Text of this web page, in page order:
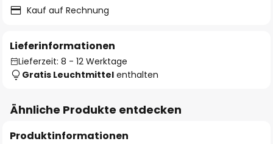
Kauf auf Rechnung
Lieferinformationen
Lieferzeit: 8 - 12 Werktage
Gratis Leuchtmittel enthalten
Ähnliche Produkte entdecken
Produktinformationen